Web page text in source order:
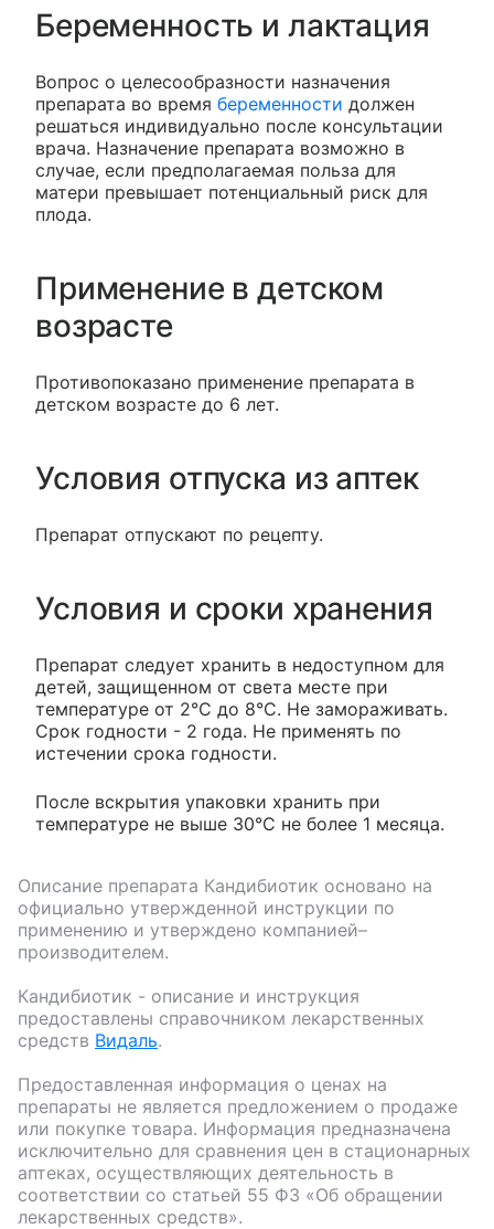
Беременность и лактация
Вопрос о целесообразности назначения
препарата во время беременности должен
решаться индивидуально после консультации
врача. Назначение препарата возможно в
случае, если предполагаемая польза для
матери превышает потенциальный риск для
плода.
Применение в детском
возрасте
Противопоказано применение препарата в
детском возрасте до 6 лет.
Условия отпуска из аптек
Препарат отпускают по рецепту.
Условия и сроки хранения
Препарат следует хранить в недоступном для
детей, защищенном от света месте при
температуре от 2°С до 8°С. Не замораживать.
Срок годности - 2 года. Не применять по
истечении срока годности.
После вскрытия упаковки хранить при
температуре не выше 30°C не более 1 месяца.
Описание препарата Кандибиотик основано на
официально утвержденной инструкции по
применению и утверждено компанией–
производителем.
Кандибиотик - описание и инструкция
предоставлены справочником лекарственных
средств Видаль.
Предоставленная информация о ценах на
препараты не является предложением о продаже
или покупке товара. Информация предназначена
исключительно для сравнения цен в стационарных
аптеках, осуществляющих деятельность в
соответствии со статьей 55 ФЗ «Об обращении
лекарственных средств».